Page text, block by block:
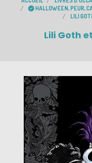
HALLOWEEN, PEUR,
LILI
Lili Goth